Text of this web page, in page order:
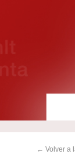
← Volver a